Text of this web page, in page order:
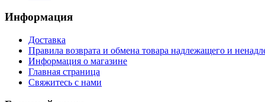
Информация
Доставка
Правила возврата и обмена товара надлежащего и
Информация о магазине
Главная страница
Свяжитесь с нами